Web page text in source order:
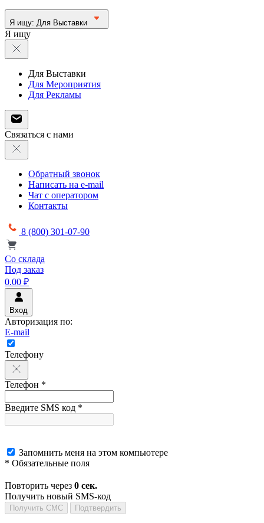
Я ищу: Для Выставки
Я ищу
Для Выставки
Для Мероприятия
Для Рекламы
Связаться с нами
Обратный звонок
Написать на e-mail
Чат с оператором
Контакты
8 (800) 301-07-90
Со склада
Под заказ
0.00 ₽
Вход
Авторизация по:
E-mail
Телефону
Телефон *
Введите SMS код *
Запомнить меня на этом компьютере
* Обязательные поля
Повторить через 0 сек.
Получить новый SMS-код
Получить СМС Подтвердить